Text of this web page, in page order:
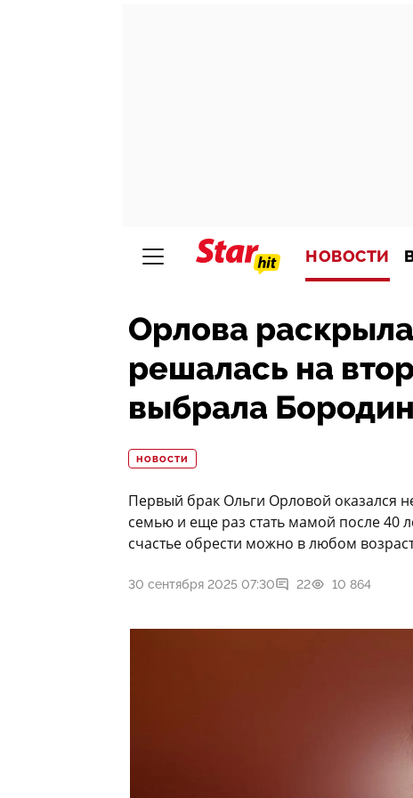
НОВОСТИ
Орлова
решалась на
выбрала
НОВОСТИ
Первый брак Ольги Орловой оказался
семью и еще раз стать мамой после 40
счастье обрести можно в любом
30 сентября 2025 07:30 22 10 864